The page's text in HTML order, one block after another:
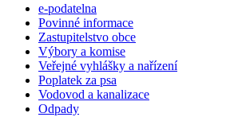
e-podatelna
Povinné informace
Zastupitelstvo obce
Výbory a komise
Veřejné vyhlášky a nařízení
Poplatek za psa
Vodovod a kanalizace
Odpady